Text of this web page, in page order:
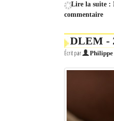
Lire la suite :
commentaire
DLEM -
Écrit par Philippe